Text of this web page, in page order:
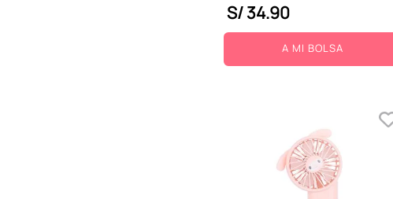
S/34.90
A MI BOLSA